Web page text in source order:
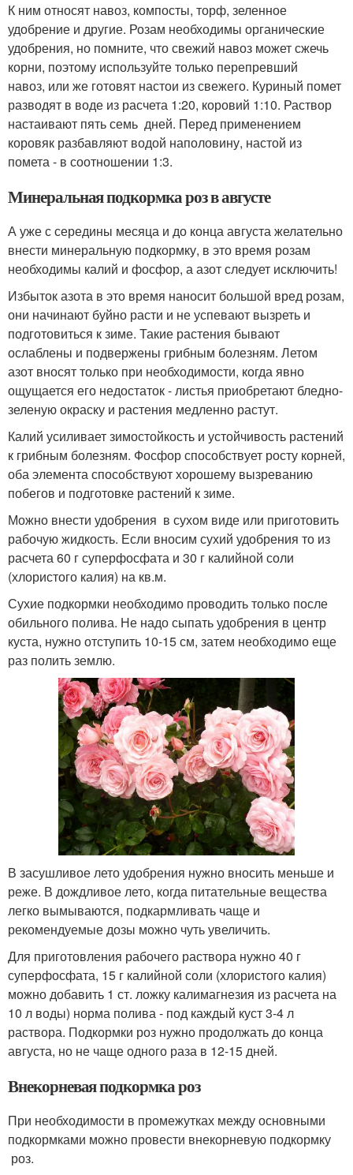
К ним относят навоз, компосты, торф, зеленное
удобрение и другие. Розам необходимы органические
удобрения, но помните, что свежий навоз может сжечь
корни, поэтому используйте только перепревший
навоз, или же готовят настои из свежего. Куриный помет
разводят в воде из расчета 1:20, коровий 1:10. Раствор
настаивают пять семь дней. Перед применением
коровяк разбавляют водой наполовину, настой из
помета - в соотношении 1:3.
Минеральная подкормка роз в августе
А уже с середины месяца и до конца августа желательно
внести минеральную подкормку, в это время розам
необходимы калий и фосфор, а азот следует исключить!
Избыток азота в это время наносит большой вред розам,
они начинают буйно расти и не успевают вызреть и
подготовиться к зиме. Такие растения бывают
ослаблены и подвержены грибным болезням. Летом
азот вносят только при необходимости, когда явно
ощущается его недостаток - листья приобретают бледно-
зеленую окраску и растения медленно растут.
Калий усиливает зимостойкость и устойчивость растений
к грибным болезням. Фосфор способствует росту корней,
оба элемента способствуют хорошему вызреванию
побегов и подготовке растений к зиме.
Можно внести удобрения в сухом виде или приготовить
рабочую жидкость. Если вносим сухий удобрения то из
расчета 60 г суперфосфата и 30 г калийной соли
(хлористого калия) на кв.м.
Сухие подкормки необходимо проводить только после
обильного полива. Не надо сыпать удобрения в центр
куста, нужно отступить 10-15 см, затем необходимо еще
раз полить землю.
В засушливое лето удобрения нужно вносить меньше и
реже. В дождливое лето, когда питательные вещества
легко вымываются, подкармливать чаще и
рекомендуемые дозы можно чуть увеличить.
Для приготовления рабочего раствора нужно 40 г
суперфосфата, 15 г калийной соли (хлористого калия)
можно добавить 1 ст. ложку калимагнезия из расчета на
10 л воды) норма полива - под каждый куст 3-4 л
раствора. Подкормки роз нужно продолжать до конца
августа, но не чаще одного раза в 12-15 дней.
Внекорневая подкормка роз
При необходимости в промежутках между основными
подкормками можно провести внекорневую подкормку
роз.